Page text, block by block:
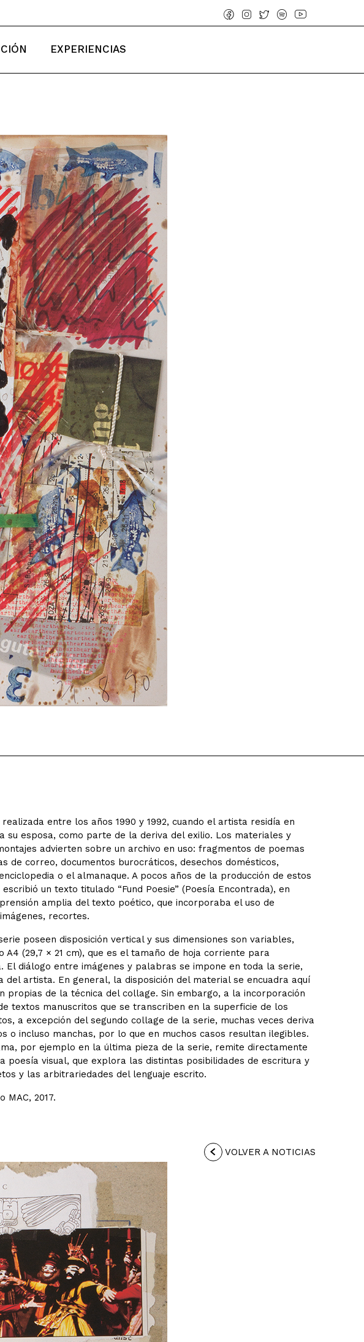
EXPERIENCIAS
entre los años 1990 y 1992, cuando el artista residía en
su esposa, como parte de la deriva del exilio. Los materiales y
advierten sobre un archivo en uso: fragmentos de poemas
de correo, documentos burocráticos, desechos domésticos,
o el almanaque. A pocos años de la producción de estos
un texto titulado “Fund Poesie” (Poesía Encontrada), en
amplia del texto poético, que incorporaba el uso de
recortes.
poseen disposición vertical y sus dimensiones son variables,
(29,7 × 21 cm), que es el tamaño de hoja corriente para
El diálogo entre imágenes y palabras se impone en toda la serie,
artista. En general, la disposición del material se encuadra aquí
propias de la técnica del collage. Sin embargo, a la incorporación
textos manuscritos que se transcriben en la superficie de los
a excepción del segundo collage de la serie, muchas veces deriva
o incluso manchas, por lo que en muchos casos resultan ilegibles.
por ejemplo en la última pieza de la serie, remite directamente
poesía visual, que explora las distintas posibilidades de escritura y
y las arbitrariedades del lenguaje escrito.
MAC, 2017.
VOLVER A NOTICIAS